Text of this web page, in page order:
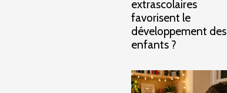
extrascolaires
favorisent le
développement des
enfants ?